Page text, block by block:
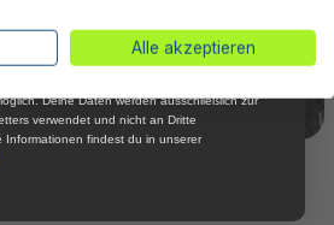
Jahr
Alle akzeptieren
Newsletter stimmst du zu, regelmäßig per E-
Aktionen und Produktneuheiten
Deine Daten werden ausschließlich zur
verwendet und nicht an Dritte
Informationen findest du in unserer